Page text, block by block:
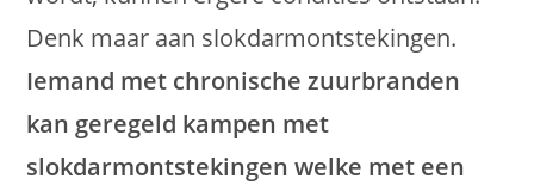
Denk maar aan slokdarmontstekingen.
Iemand met chronische zuurbranden
kan geregeld kampen met
slokdarmontstekingen welke met een